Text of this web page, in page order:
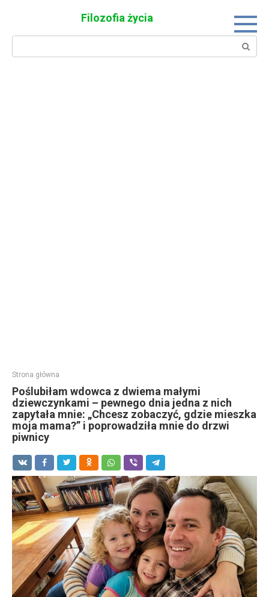
Filozofia życia
Search:
Strona główna
Poślubiłam wdowca z dwiema małymi
dziewczynkami – pewnego dnia jedna z nich
zapytała mnie: „Chcesz zobaczyć, gdzie mieszka
moja mama?” i poprowadziła mnie do drzwi
piwnicy